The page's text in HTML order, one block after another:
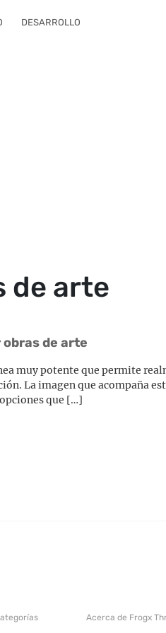
DESARROLLO
de arte
de arte
muy potente que permite
La imagen que acompaña
que […]
Acerca de Frogx